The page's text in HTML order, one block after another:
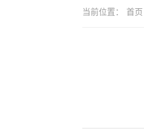
当前位置： 首页